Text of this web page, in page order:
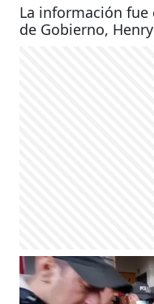
La información
de Gobierno,